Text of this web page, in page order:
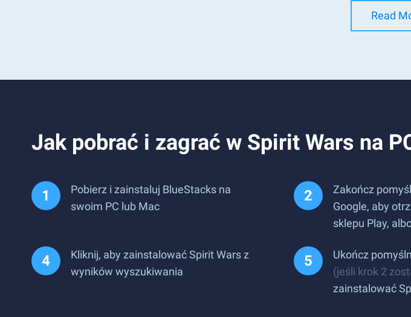
Read
Jak pobrać i zagrać w Spirit Wars na
Pobierz i zainstaluj BlueStacks na
swoim PC lub Mac
Zakończ
Google, aby
sklepu Play,
Kliknij, aby zainstalować Spirit Wars z
wyników wyszukiwania
Ukończ
(jeśli krok 2
zainstalować